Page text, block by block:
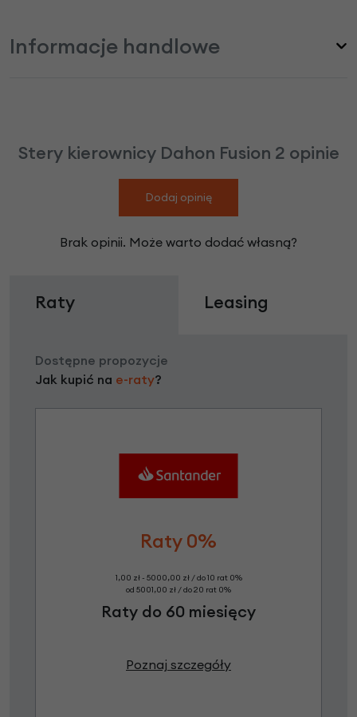
Informacje handlowe
Stery kierownicy Dahon Fusion 2 opinie
Dodaj opinię
Brak opinii. Może warto dodać własną?
Raty Leasing
Dostępne propozycje
Jak kupić na e-raty?
Raty 0%
1,00 zł - 5000,00 zł / do 10 rat 0%
od 5001,00 zł / do 20 rat 0%
Raty do 60 miesięcy
Poznaj szczegóły